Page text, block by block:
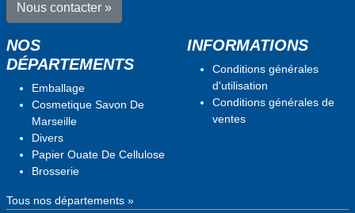
Nous contacter »
NOS
DÉPARTEMENTS
Emballage
Cosmetique Savon De
Marseille
Divers
Papier Ouate De Cellulose
Brosserie
Tous nos départements »
INFORMATIONS
Conditions générales
d'utilisation
Conditions générales de
ventes